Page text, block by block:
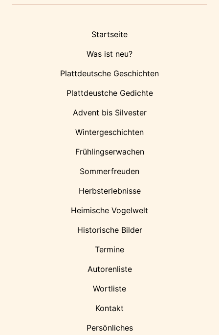
Startseite
Was ist neu?
Plattdeutsche Geschichten
Plattdeustche Gedichte
Advent bis Silvester
Wintergeschichten
Frühlingserwachen
Sommerfreuden
Herbsterlebnisse
Heimische Vogelwelt
Historische Bilder
Termine
Autorenliste
Wortliste
Kontakt
Persönliches